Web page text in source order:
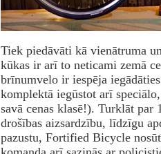
‌Tiek piedāvāti kā vienātruma
kūkas ir arī to neticami zemā
brīnumvelo ir iespēja
komplektā iegūstot arī
savā cenas klasē!). Turklāt
drošības aizsardzību, līdzīgu
pazustu, Fortified Bicycle